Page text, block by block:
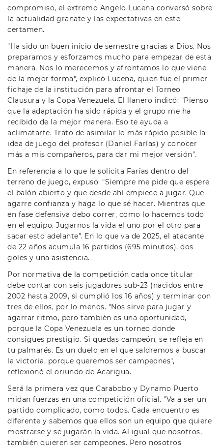
compromiso, el extremo Angelo Lucena conversó sobre
la actualidad granate y las expectativas en este
certamen.
"Ha sido un buen inicio de semestre gracias a Dios. Nos
preparamos y esforzamos mucho para empezar de esta
manera. Nos lo merecemos y afrontamos lo que viene
de la mejor forma", explicó Lucena, quien fue el primer
fichaje de la institución para afrontar el Torneo
Clausura y la Copa Venezuela. El llanero indicó: "Pienso
que la adaptación ha sido rápida y el grupo me ha
recibido de la mejor manera. Eso te ayuda a
aclimatarte. Trato de asimilar lo más rápido posible la
idea de juego del profesor (Daniel Farías) y conocer
más a mis compañeros, para dar mi mejor versión".
En referencia a lo que le solicita Farías dentro del
terreno de juego, expuso: "Siempre me pide que espere
el balón abierto y que desde ahí empiece a jugar. Que
agarre confianza y haga lo que sé hacer. Mientras que
en fase defensiva debo correr, como lo hacemos todo
en el equipo. Jugarnos la vida el uno por el otro para
sacar esto adelante". En lo que va de 2025, el atacante
de 22 años acumula 16 partidos (695 minutos), dos
goles y una asistencia.
Por normativa de la competición cada once titular
debe contar con seis jugadores sub-23 (nacidos entre
2002 hasta 2009, si cumplió los 16 años) y terminar con
tres de ellos, por lo menos. "Nos sirve para jugar y
agarrar ritmo, pero también es una oportunidad,
porque la Copa Venezuela es un torneo donde
consigues prestigio. Si quedas campeón, se refleja en
tu palmarés. Es un duelo en el que saldremos a buscar
la victoria, porque queremos ser campeones",
reflexionó el oriundo de Acarigua.
Será la primera vez que Carabobo y Dynamo Puerto
midan fuerzas en una competición oficial. "Va a ser un
partido complicado, como todos. Cada encuentro es
diferente y sabemos que ellos son un equipo que quiere
mostrarse y se jugarán la vida. Al igual que nosotros,
también quieren ser campeones. Pero nosotros